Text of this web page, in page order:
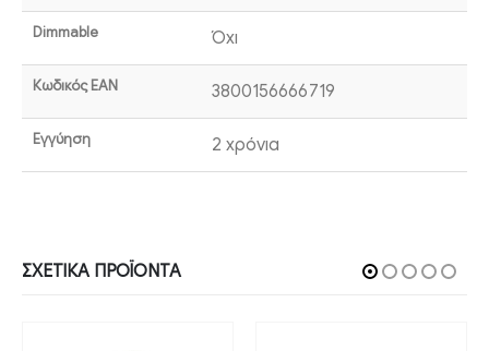
Dimmable Όχι
Κωδικός EAN 3800156666719
Εγγύηση 2 χρόνια
ΣΧΕΤΙΚΆ ΠΡΟΪΌΝΤΑ